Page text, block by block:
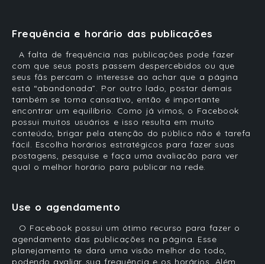
Frequência e horário das publicações
A falta de frequência nas publicações pode fazer
com que seus posts passem despercebidos ou que
seus fãs percam o interesse ao achar que a página
está “abandonada”. Por outro lado, postar demais
também se torna cansativo, então é importante
encontrar um equilíbrio. Como já vimos, o Facebook
possui muitos usuários e isso resulta em muito
conteúdo, brigar pela atenção do público não é tarefa
fácil. Escolha horários estratégicos para fazer suas
postagens, pesquise e faça uma avaliação para ver
qual o melhor horário para publicar na rede.
Use o agendamento
O Facebook possui um ótimo recurso para fazer o
agendamento das publicações na página. Esse
planejamento te dará uma visão melhor do todo,
podendo avaliar sua frequência e os horários. Além